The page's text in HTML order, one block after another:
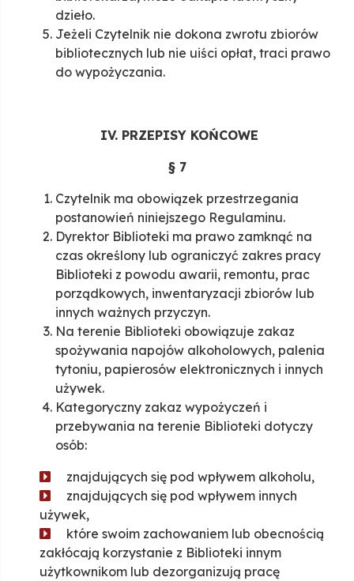
dzieło.
Jeżeli Czytelnik nie dokona zwrotu zbiorów
bibliotecznych lub nie uiści opłat, traci prawo
do wypożyczania.
IV. PRZEPISY KOŃCOWE
§ 7
Czytelnik ma obowiązek przestrzegania
postanowień niniejszego Regulaminu.
Dyrektor Biblioteki ma prawo zamknąć na
czas określony lub ograniczyć zakres pracy
Biblioteki z powodu awarii, remontu, prac
porządkowych, inwentaryzacji zbiorów lub
innych ważnych przyczyn.
Na terenie Biblioteki obowiązuje zakaz
spożywania napojów alkoholowych, palenia
tytoniu, papierosów elektronicznych i innych
używek.
Kategoryczny zakaz wypożyczeń i
przebywania na terenie Biblioteki dotyczy
osób:
znajdujących się pod wpływem alkoholu,
znajdujących się pod wpływem innych
używek,
które swoim zachowaniem lub obecnością
zakłócają korzystanie z Biblioteki innym
użytkownikom lub dezorganizują pracę